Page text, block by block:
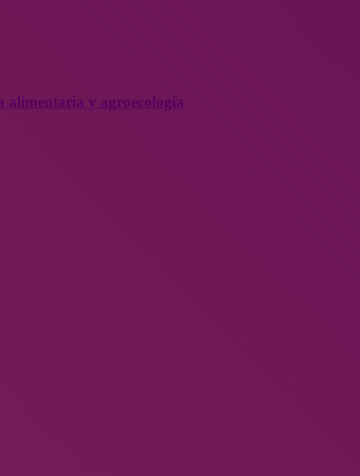
alimentaria y agroecología